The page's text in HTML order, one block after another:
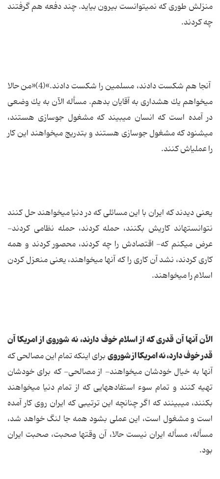
منزلش طورى كه‏ نمى‏توانست بیرون بیاید. چند دفعه هم گرفتند
چه كردند.
آنجا هم شكست دادند، مسلمین را شكست دادند.»(4)«من حالا
مى‏خواهم یك هشدارى به آقایان بدهم. مسأله الآن به یك وضعى
در آمده است كه انسان مى‏بیند كه مشغول جوسازى هستند،
مى‏شنود كه مشغول جوسازى هستند و بتدریج مى‏خواهند این كار
را عملى‏اش كنند.
یعنى دیدند كه ایران با این مسائلى كه در دنیا مى‏خواهند حل كنند
نتوانسته‏اند كاریش بكنند، حمله كردند، حمله نظامى كردند-
عرض مى‏كنم كه- اقتصادش را چه كردند، محصور كردند و همه
كارى كردند، نشد آن كارى را كه آنها مى‏خواهند، یعنى منعزل كردن
اسلام را مى‏خواهند.
الآن آنها آن قدرى كه از اسلام خوف دارند، نه شوروى از امریكا آن
قدر خوف دارد، نه امریكا از شوروىبراى اینكه تمام این مصالحى كه
آنها به خیال خودشان مى‏خواهند- از مصالحى- كه براى خودشان
تهیه كنند و تمام سوء استفاده‏هایى كه از تمام دنیا مى‏خواهند
بكنند، مى‏بینند كه اگر چنانچه این ترتیبى كه ایران روى كار آمده
است و مشغول است، این عملى بشود همه جا لنگ خواهد شد،
مسأله، مسأله ایران نیست حالا، آن وقتها صحبت، صحبت ایران
بود.